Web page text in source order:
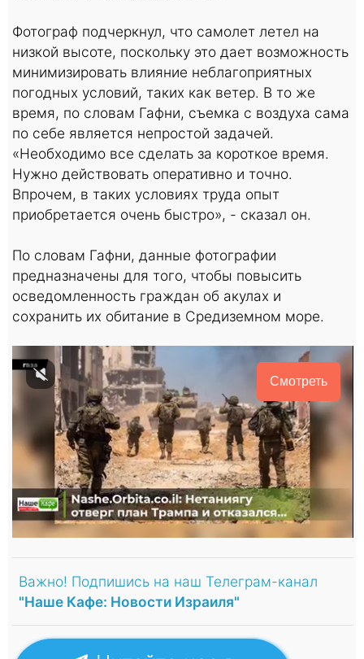
Фотограф подчеркнул, что самолет летел на
низкой высоте, поскольку это дает возможность
минимизировать влияние неблагоприятных
погодных условий, таких как ветер. В то же
время, по словам Гафни, съемка с воздуха сама
по себе является непростой задачей.
«Необходимо все сделать за короткое время.
Нужно действовать оперативно и точно.
Впрочем, в таких условиях труда опыт
приобретается очень быстро», - сказал он.
По словам Гафни, данные фотографии
предназначены для того, чтобы повысить
осведомленность граждан об акулах и
сохранить их обитание в Средиземном море.
Смотреть
Важно! Подпишись на наш Телеграм-канал
"Наше Кафе: Новости Израиля"